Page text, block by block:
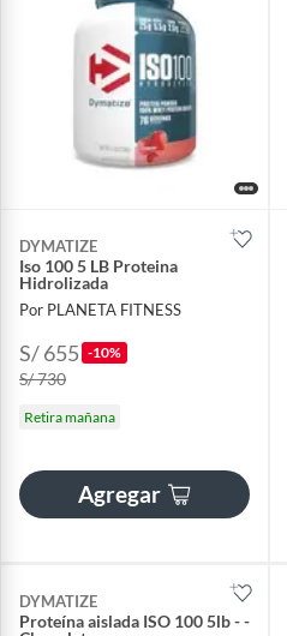
DYMATIZE
Iso 100 5 LB Proteina
Hidrolizada
Por PLANETA FITNESS
S/ 655 -10%
S/ 730
Retira mañana
Agregar
DYMATIZE
Proteína aislada ISO 100 5lb - -